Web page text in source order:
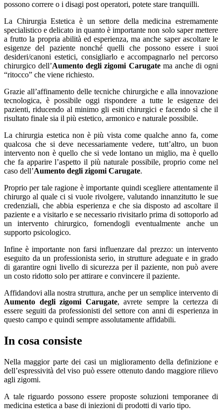
possono correre o i disagi post operatori, potete stare tranquilli.
La Chirurgia Estetica è un settore della medicina estremamente
specialistico e delicato in quanto è importante non solo saper mettere
a frutto la propria abilità ed esperienza, ma anche saper ascoltare le
esigenze del paziente nonché quelli che possono essere i suoi
desideri/canoni estetici, consigliarlo e accompagnarlo nel percorso
chirurgico dell’Aumento degli zigomi Carugatema anche di ogni
“ritocco” che viene richiesto.
Grazie all’affinamento delle tecniche chirurgiche e alla innovazione
tecnologica, è possibile oggi rispondere a tutte le esigenze dei
pazienti, riducendo al minimo gli esiti chirurgici e facendo sì che il
risultato finale sia il più estetico, armonico e naturale possibile.
La chirurgia estetica non è più vista come qualche anno fa, come
qualcosa che si deve necessariamente vedere, tutt’altro, un buon
intervento non è quello che si vede lontano un miglio, ma è quello
che fa apparire l’aspetto il più naturale possibile, proprio come nel
caso dell’Aumento degli zigomi Carugate.
Proprio per tale ragione è importante quindi scegliere attentamente il
chirurgo al quale ci si vuole rivolgere, valutando innanzitutto le sue
credenziali, che abbia esperienza e che sia disposto ad ascoltare il
paziente e a visitarlo e se necessario rivisitarlo prima di sottoporlo ad
un intervento chirurgico, fornendogli eventualmente anche un
supporto psicologico.
Infine è importante non farsi influenzare dal prezzo: un intervento
eseguito da un professionista serio, in strutture adeguate e in grado
di garantire ogni livello di sicurezza per il paziente, non può avere
un costo ridotto solo per attirare e convincere il paziente.
Affidandovi alla nostra struttura, anche per un semplice intervento di
Aumento degli zigomi Carugate, avrete sempre la certezza di
essere seguiti da professionisti del settore con anni di esperienza in
questo campo e quindi sempre assolutamente affidabili.
In cosa consiste
Nella maggior parte dei casi un miglioramento della definizione e
dell’espressività del viso può essere ottenuto dando maggiore rilievo
agli zigomi.
A tale riguardo possono essere proposte soluzioni temporanee di
medicina estetica a base di iniezioni di prodotti di vario tipo.